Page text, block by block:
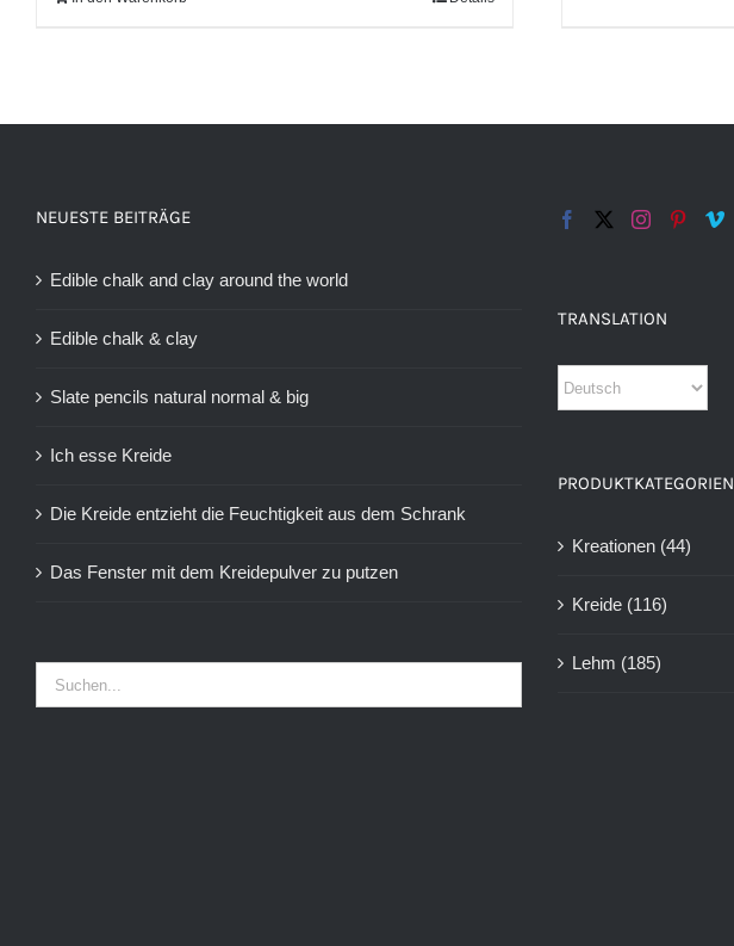
NEUESTE BEITRÄGE
Edible chalk and clay around the world
Edible chalk & clay
Slate pencils natural normal & big
Ich esse Kreide
Die Kreide entzieht die Feuchtigkeit aus dem Schrank
Das Fenster mit dem Kreidepulver zu putzen
TRANSLATION
PRODUKTKATEGORIEN
Kreationen (44)
Kreide (116)
Lehm (185)